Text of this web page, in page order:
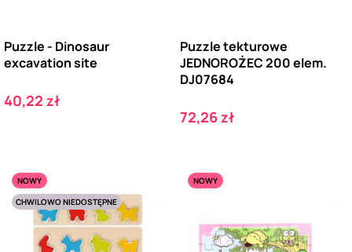
Puzzle - Dinosaur
excavation site
Cena
40,22 zł
Puzzle tekturowe
JEDNOROŻEC 200 elem.
DJ07684
Cena
72,26 zł
NOWY
CHWILOWO NIEDOSTĘPNE
NOWY